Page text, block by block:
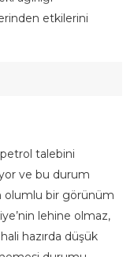
etkilerini
petrol talebini
ve bu durum
olumlu bir görünüm
lehine olmaz,
hazırda düşük